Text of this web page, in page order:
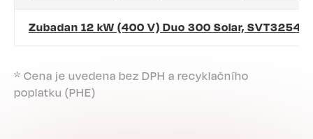
Zubadan 12 kW (400 V) Duo 300 Solar, SVT32542
* Cena je uvedena bez DPH a recyklačního
poplatku (PHE)